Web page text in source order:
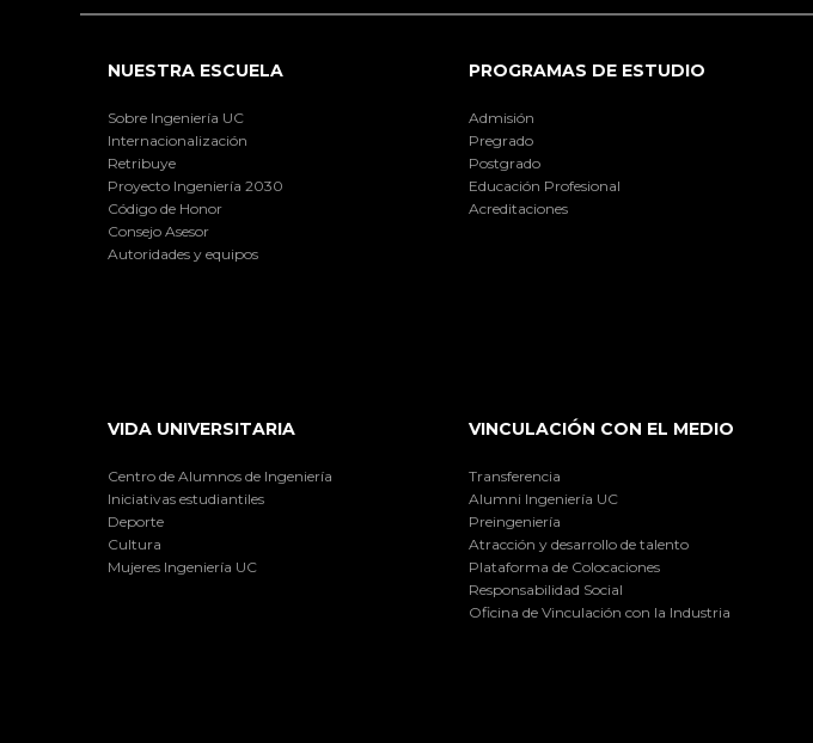
NUESTRA ESCUELA
Sobre Ingeniería UC
Internacionalización
Retribuye
Proyecto Ingeniería 2030
Código de Honor
Consejo Asesor
Autoridades y equipos
PROGRAMAS DE ESTUDIO
Admisión
Pregrado
Postgrado
Educación Profesional
Acreditaciones
VIDA UNIVERSITARIA
Centro de Alumnos de Ingeniería
Iniciativas estudiantiles
Deporte
Cultura
Mujeres Ingeniería UC
VINCULACIÓN CON EL MEDIO
Transferencia
Alumni Ingeniería UC
Preingeniería
Atracción y desarrollo de talento
Plataforma de Colocaciones
Responsabilidad Social
Oficina de Vinculación con la Industria